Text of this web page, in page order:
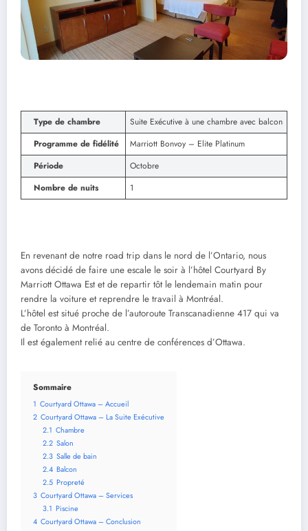
Type de chambre
Suite Exécutive à une chambre avec balcon
Programme de fidélité
Marriott Bonvoy – Elite Platinum
Période
Octobre
Nombre de nuits
1
En revenant de notre road trip dans le nord de l’Ontario, nous
avons décidé de faire une escale le soir à l’hôtel Courtyard By
Marriott Ottawa Est et de repartir tôt le lendemain matin pour
rendre la voiture et reprendre le travail à Montréal.
L’hôtel est situé proche de l’autoroute Transcanadienne 417 qui va
de Toronto à Montréal.
Il est également relié au centre de conférences d’Ottawa.
Sommaire
1 Courtyard Ottawa – Accueil
2 Courtyard Ottawa – La Suite Exécutive
2.1 Chambre
2.2 Salon
2.3 Salle de bain
2.4 Balcon
2.5 Propreté
3 Courtyard Ottawa – Services
3.1 Piscine
4 Courtyard Ottawa – Conclusion